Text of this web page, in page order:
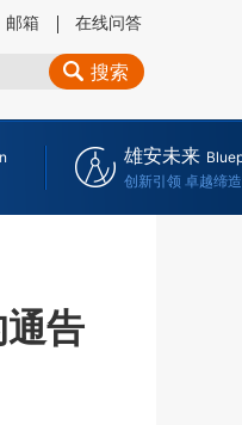
邮箱 在线问答
搜索
雄安未来
创新引领 卓越缔造
告